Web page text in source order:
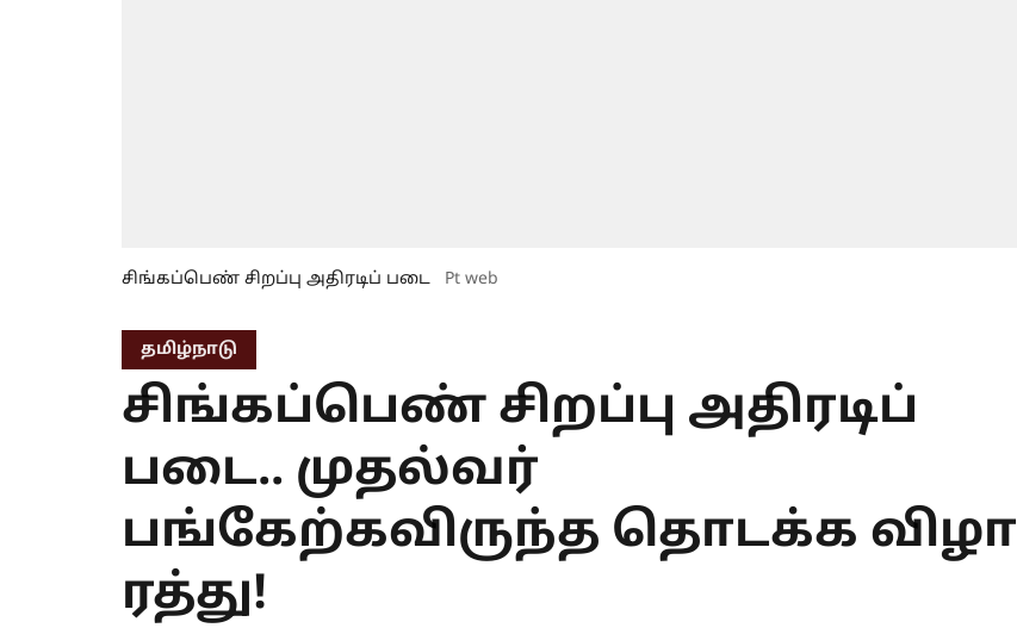
சிங்கப்பெண் சிறப்பு அதிரடிப் படை Pt web
தமிழ்நாடு
சிங்கப்பெண் சிறப்பு அதிரடிப்
படை.. முதல்வர்
பங்கேற்கவிருந்த தொடக்க விழா
ரத்து!